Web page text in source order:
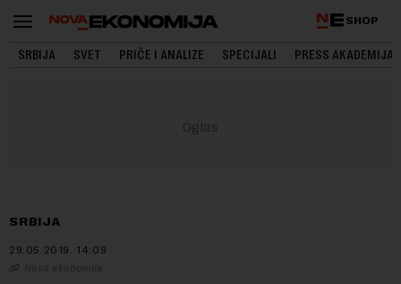
SHOP
SRBIJA SVET PRIČE I ANALIZE SPECIJALI PRESS AKADEMIJA
SRBIJA
29.05.2019. 14:09
Nova ekonomija